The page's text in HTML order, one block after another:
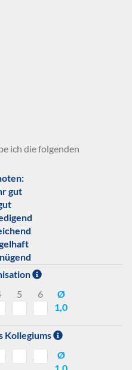
ich die folgenden
gut
5 6
Ø
1,0
Kollegiums
Ø